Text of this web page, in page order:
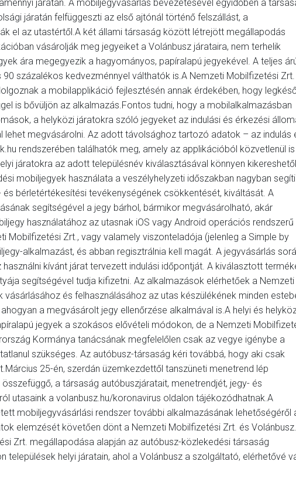
járatán. A mobiljegyvásárlás bevezetésével egyidőben a
járatán felfüggeszti az első ajtónál történő felszállást, a
el az utastértől.A két állami társaság között létrejött megállapodás
vásárolják meg jegyeiket a Volánbusz járataira, nem terhelik
ára megegyezik a hagyományos, papíralapú jegyekével. A teljes
százalékos kedvezménnyel válthatók is.A Nemzeti Mobilfizetési
a mobilapplikáció fejlesztésén annak érdekében, hogy
is bővüljön az alkalmazás.Fontos tudni, hogy a mobilalkalmazásban
a helyközi járatokra szóló jegyeket az indulási és érkezési
megvásárolni. Az adott távolsághoz tartozó adatok – az indulás
rendszerében találhatók meg, amely az applikációból közvetlenül is
járatokra az adott településnév kiválasztásával könnyen
mobiljegyek használata a veszélyhelyzeti időszakban nagyban
bérletértékesítési tevékenységének csökkentését, kiváltását. A
segítségével a jegy bárhol, bármikor megvásárolható, akár
használatához az utasnak iOS vagy Android operációs rendszerű
Mobilfizetési Zrt., vagy valamely viszonteladója (jelenleg a Simple by
alkalmazást, és abban regisztrálnia kell magát. A jegyvásárlás
kívánt járat tervezett indulási időpontját. A kiválasztott
segítségével tudja kifizetni. Az alkalmazások elérhetőek a Nemzeti
és felhasználásához az utas készülékének minden
a megvásárolt jegy ellenőrzése alkalmával is.A helyi és
jegyek a szokásos elővételi módokon, de a Nemzeti
Kormánya tanácsának megfelelőlen csak az vegye igénybe a
szükséges. Az autóbusz-társaság kéri továbbá, hogy aki csak
25-én, szerdán üzemkezdettől tanszüneti menetrend lép
a társaság autóbuszjáratait, menetrendjét, jegy- és
utasaink a volanbusz.hu/koronavirus oldalon tájékozódhatnak.A
mobiljegyvásárlási rendszer további alkalmazásának lehetőségéről
elemzését követően dönt a Nemzeti Mobilfizetési Zrt. és Volánbusz.
Zrt. megállapodása alapján az autóbusz-közlekedési társaság
települések helyi járatain, ahol a Volánbusz a szolgáltató, elérhetővé